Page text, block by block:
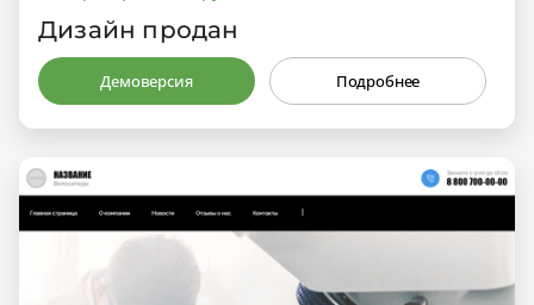
Дизайн продан
Демоверсия Подробнее